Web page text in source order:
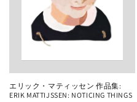
エリック・マティッセン 作品集:
ERIK MATTIJSSEN: NOTICING THINGS